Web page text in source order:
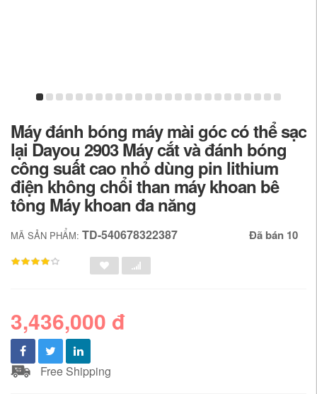
Máy đánh bóng máy mài góc có thể sạc
lại Dayou 2903 Máy cắt và đánh bóng
công suất cao nhỏ dùng pin lithium
điện không chổi than máy khoan bê
tông Máy khoan đa năng
MÃ SẢN PHẨM: TD-540678322387 Đã bán 10
3,436,000 đ
Free Shipping